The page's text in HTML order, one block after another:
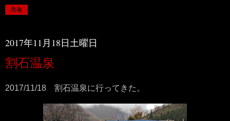
共有
2017年11月18日土曜日
割石温泉
2017/11/18 割石温泉に行ってきた。